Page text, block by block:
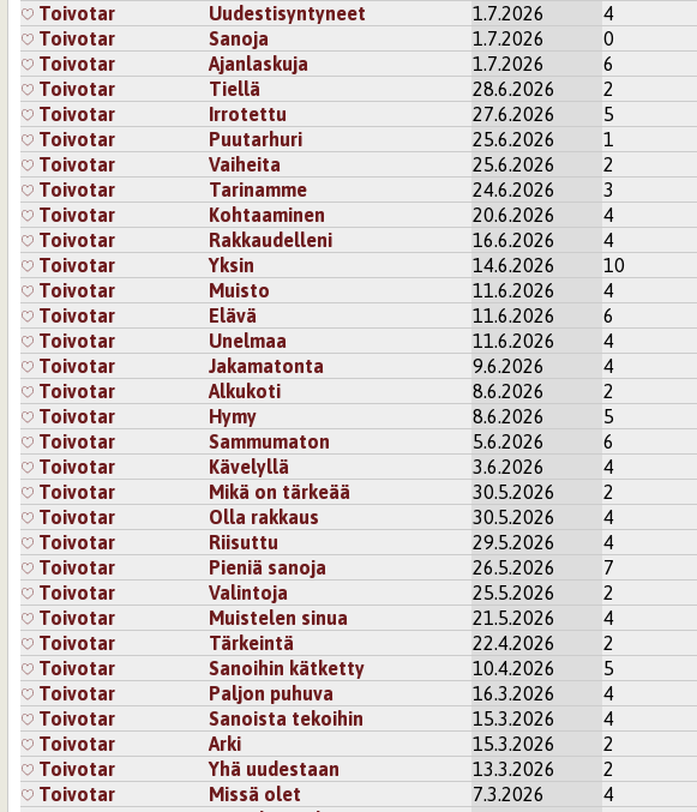
Toivotar
Uudestisyntyneet 1.7.2026 4
Toivotar
Sanoja 1.7.2026 0
Toivotar
Ajanlaskuja 1.7.2026 6
Toivotar
Tiellä 28.6.2026 2
Toivotar
Irrotettu 27.6.2026 5
Toivotar
Puutarhuri 25.6.2026 1
Toivotar
Vaiheita 25.6.2026 2
Toivotar
Tarinamme 24.6.2026 3
Toivotar
Kohtaaminen 20.6.2026 4
Toivotar
Rakkaudelleni 16.6.2026 4
Toivotar
Yksin 14.6.2026 10
Toivotar
Muisto 11.6.2026 4
Toivotar
Elävä 11.6.2026 6
Toivotar
Unelmaa 11.6.2026 4
Toivotar
Jakamatonta 9.6.2026 4
Toivotar
Alkukoti 8.6.2026 2
Toivotar
Hymy 8.6.2026 5
Toivotar
Sammumaton 5.6.2026 6
Toivotar
Kävelyllä 3.6.2026 4
Toivotar
Mikä on tärkeää 30.5.2026 2
Toivotar
Olla rakkaus 30.5.2026 4
Toivotar
Riisuttu 29.5.2026 4
Toivotar
Pieniä sanoja 26.5.2026 7
Toivotar
Valintoja 25.5.2026 2
Toivotar
Muistelen sinua 21.5.2026 4
Toivotar
Tärkeintä 22.4.2026 2
Toivotar
Sanoihin kätketty 10.4.2026 5
Toivotar
Paljon puhuva 16.3.2026 4
Toivotar
Sanoista tekoihin 15.3.2026 4
Toivotar
Arki 15.3.2026 2
Toivotar
Yhä uudestaan 13.3.2026 2
Toivotar
Missä olet 7.3.2026 4